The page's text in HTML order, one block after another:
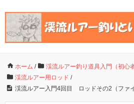
ホーム / 渓流ルアー釣り道具入門（初心
渓流ルアー用ロッド /
渓流ルアー入門4回目 ロッドその2（ファイ